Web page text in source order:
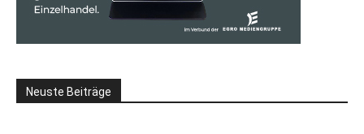
Neuste Beiträge